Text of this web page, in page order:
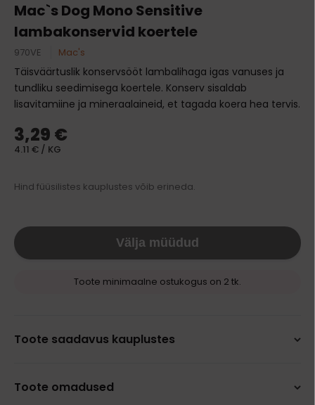
Mac`s Dog Mono Sensitive
lambakonservid koertele
970VE Mac's
Täisväärtuslik konservsööt lambalihaga igas vanuses ja
tundliku seedimisega koertele. Konserv sisaldab
lisavitamiine ja mineraalaineid, et tagada koera hea tervis.
3,29 €
4.11 € / KG
Hind füüsilistes kauplustes võib erineda.
Välja müüdud
Toote minimaalne ostukogus on 2 tk.
Toote saadavus kauplustes
Toote omadused